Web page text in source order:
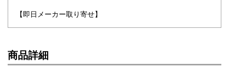
【即日メーカー取り寄せ】
商品詳細